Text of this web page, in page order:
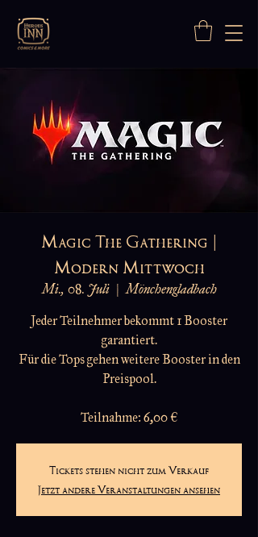
Magic The Gathering |
Modern Mittwoch
Mi., 08. Juli
  |
Mönchengladbach
Jeder Teilnehmer bekommt 1 Booster
garantiert.
Für die Tops gehen weitere Booster in den
Preispool.
Teilnahme: 6,00 €
Tickets stehen nicht zum Verkauf
Jetzt andere Veranstaltungen ansehen